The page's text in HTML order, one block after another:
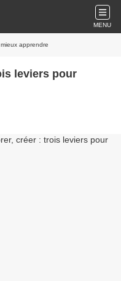
MENU
apprendre
leviers pour